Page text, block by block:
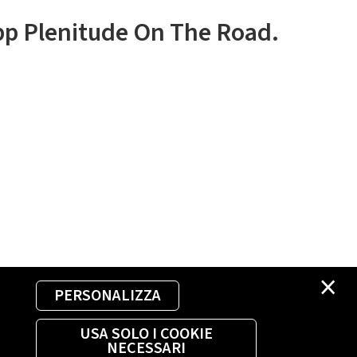
×
PERSONALIZZA
USA SOLO I COOKIE
NECESSARI
Plenitude On The Road.